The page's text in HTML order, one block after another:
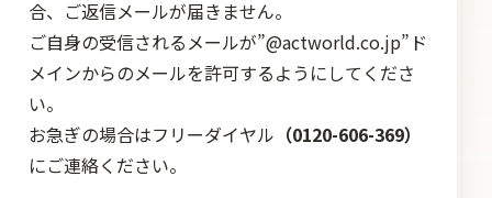
合、ご返信メールが届きません。
ご自身の受信されるメールが”@actworld.co.jp”ド
メインからのメールを許可するようにしてくださ
い。
お急ぎの場合はフリーダイヤル （0120-606-369）
にご連絡ください。